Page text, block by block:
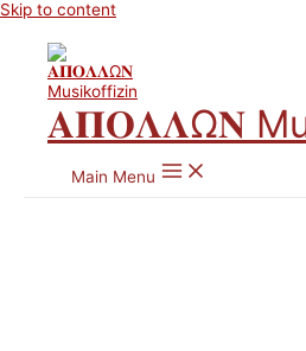
Skip to content
𝚨𝚷𝚶𝚲𝚲Ω𝚴
Main Menu